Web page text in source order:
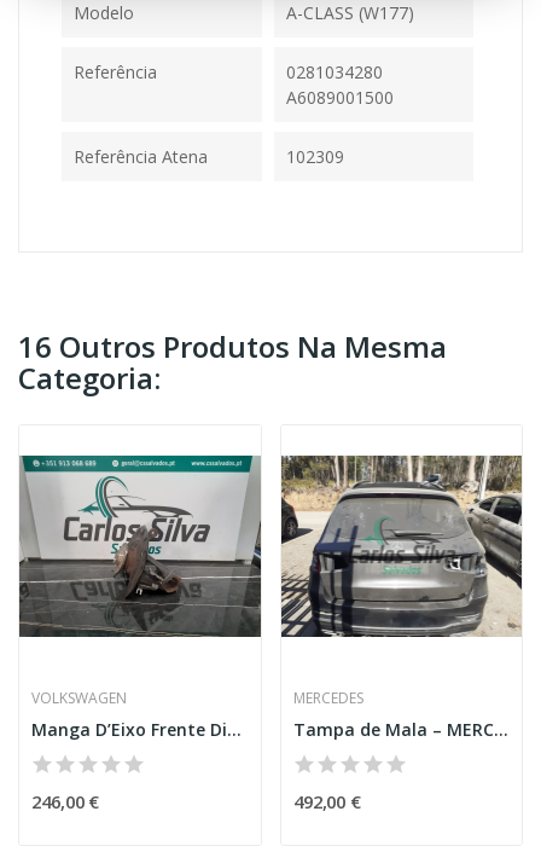
Modelo A-CLASS (W177)
Referência
0281034280
A6089001500
Referência Atena 102309
16 Outros Produtos Na Mesma
Categoria:
VOLKSWAGEN
Manga D’Eixo Frente Direita – VOLKSWAGEN CADDY...
246,00 €
MERCEDES
Tampa de Mala – MERCEDES-BENZ GLC (X253)
492,00 €